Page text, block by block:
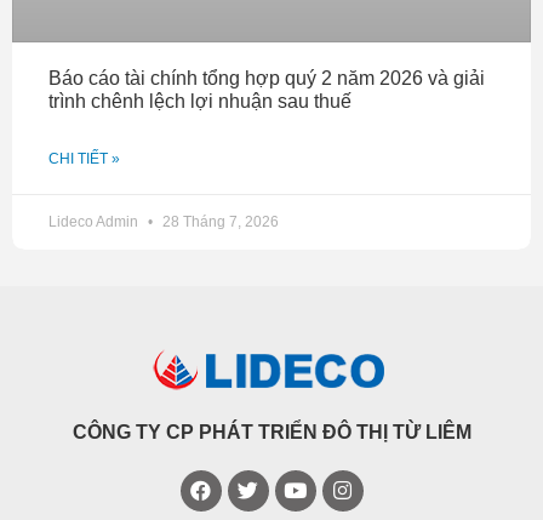
Báo cáo tài chính tổng hợp quý 2 năm 2026 và giải
trình chênh lệch lợi nhuận sau thuế
CHI TIẾT »
Lideco Admin 28 Tháng 7, 2026
CÔNG TY CP PHÁT TRIỂN ĐÔ THỊ TỪ LIÊM